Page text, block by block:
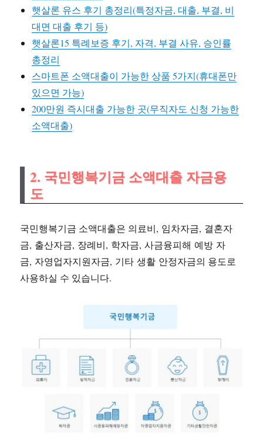
햇살론 유스 후기 총정리(특정자금, 대출, 부결, 비
대면 대출 후기 등)
햇살론15 특례보증 후기, 자격, 부결 사유, 승인률
총정리
스마트폰 소액대출이 가능한 상품 5가지(휴대폰만
있으면 가능)
200만원 즉시대출 가능한 곳(무직자도 신청 가능한
소액대출)
2. 국민행복기금 소액대출 자금용
도
국민행복기금 소액대출은 의료비, 임차자금, 결혼자
금, 출산자금, 장례비, 학자금, 사금융피해 예방 자
금, 자영업자지원자금, 기타 생활 안정자금의 용도로
사용하실 수 있습니다.